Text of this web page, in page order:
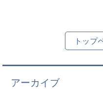
トップ
アーカイブ